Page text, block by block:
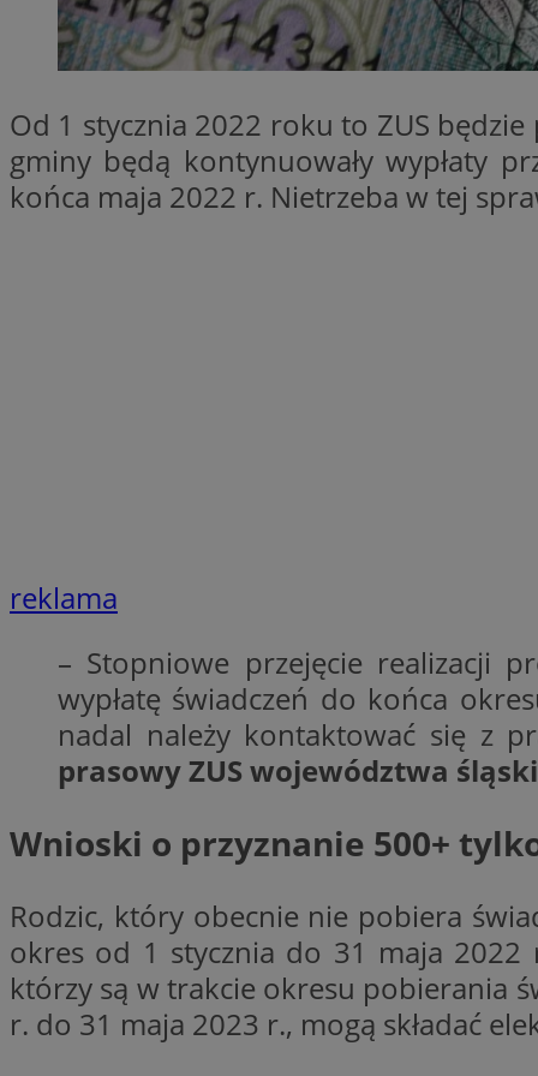
Od 1 stycznia 2022 roku to ZUS będzie
gminy będą kontynuowały wypłaty
końca maja 2022 r. Nietrzeba w tej
reklama
– Stopniowe przejęcie realizacji
wypłatę świadczeń do końca
nadal należy kontaktować się z
prasowy ZUS województwa
Wnioski o przyznanie 500+
Rodzic, który obecnie nie pobiera
okres od 1 stycznia do 31 maja 2022
którzy są w trakcie okresu pobierania
r. do 31 maja 2023 r., mogą składać
SessID
QeSessID
__cf_bm
suid
CookieScriptConsent
Nazwa
_ga_L2744325BY
_ga
tt_viewer
DSID
Nazwa
__mguid_